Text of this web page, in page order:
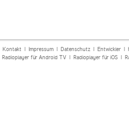
Kontakt| Impressum| Datenschutz| Entwickler|
Radioplayer für Android TV| Radioplayer für iOS|